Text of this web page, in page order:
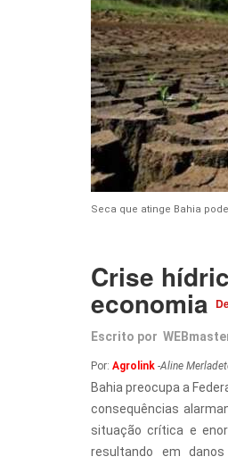
Seca que atinge Bahia
Crise
economia
Escrito por
Por:Agrolink -Aline
Bahia preocupa a
consequências
situação crítica e
resultando em